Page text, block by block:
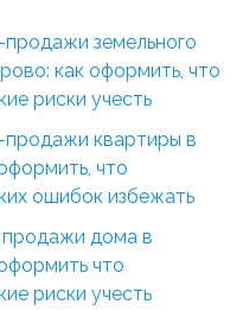
земельного
как оформить, что
риски учесть
квартиры в
что
ошибок избежать
дома в
что
риски учесть